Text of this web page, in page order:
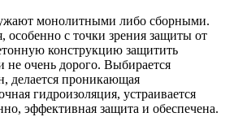
монолитными либо сборными.
особенно с точки зрения защиты от
конструкцию защитить
не очень дорого. Выбирается
делается проникающая
гидроизоляция, устраивается
эффективная защита и обеспечена.